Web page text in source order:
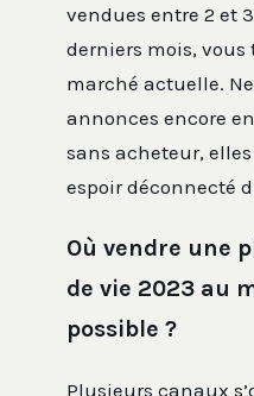
vendues entre 2 et
derniers mois, vous
marché actuelle.
annonces encore
sans acheteur,
espoir déconnecté
Où vendre une
de vie 2023 au
possible ?
Plusieurs canaux